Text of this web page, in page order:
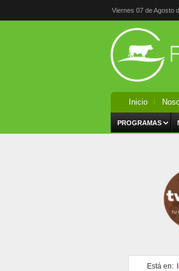
Viernes 07 de Agosto
Inicio
PROGRAMAS
Está en: